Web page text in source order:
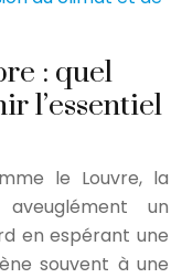
: quel
l’essentiel
le Louvre, la
un
en espérant une
souvent à une